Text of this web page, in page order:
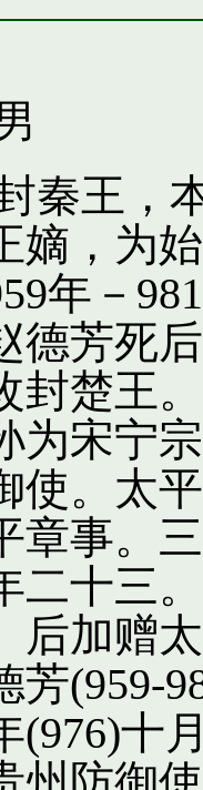
秦王，
嫡，为
年－
德芳死
封楚王
为宋宁
使。太
章事。
二十三
后加赠
芳(959-
(976)十